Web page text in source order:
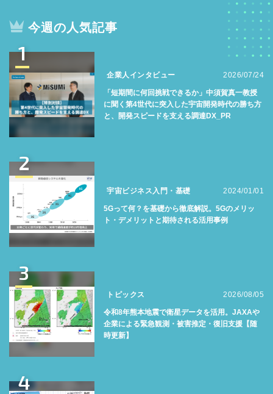
今週の人気記事
1
企業人インタビュー 2026/07/24
「短期間に何回挑戦できるか」中須賀真一教授
に聞く第4世代に突入した宇宙開発時代の勝ち方
と、開発スピードを支える調達DX_PR
2
宇宙ビジネス入門・基礎 2024/01/01
5Gって何？を基礎から徹底解説。5Gのメリッ
ト・デメリットと期待される活用事例
3
トピックス 2026/08/05
令和8年熊本地震で衛星データを活用。JAXAや
企業による緊急観測・被害推定・復旧支援【随
時更新】
4